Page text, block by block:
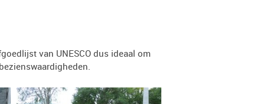
van UNESCO dus ideaal om